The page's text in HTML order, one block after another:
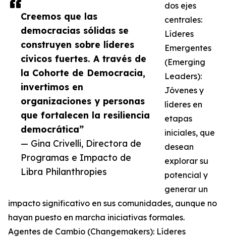
Creemos que las
democracias sólidas se
construyen sobre líderes
cívicos fuertes. A través de
la Cohorte de Democracia,
invertimos en
organizaciones y personas
que fortalecen la resiliencia
democrática”
— Gina Crivelli, Directora de
Programas e Impacto de
Libra Philanthropies
dos ejes
centrales:
Líderes
Emergentes
(Emerging
Leaders):
Jóvenes y
líderes en
etapas
iniciales, que
desean
explorar su
potencial y
generar un
impacto significativo en sus comunidades, aunque no
hayan puesto en marcha iniciativas formales.
Agentes de Cambio (Changemakers): Líderes